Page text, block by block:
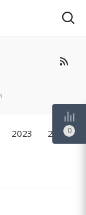
2023 20220